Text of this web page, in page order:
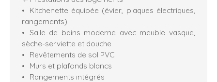
Kitchenette équipée (évier, plaques électriques,
rangements)
Salle de bains moderne avec meuble vasque,
sèche-serviette et douche
Revêtements de sol PVC
Murs et plafonds blancs
Rangements intégrés